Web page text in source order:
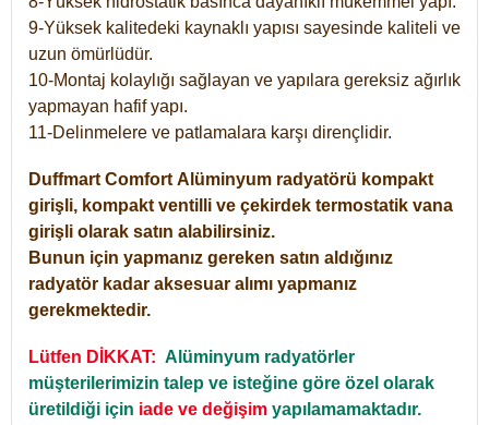
9-Yüksek kalitedeki kaynaklı yapısı sayesinde kaliteli ve
uzun ömürlüdür.
10-Montaj kolaylığı sağlayan ve yapılara gereksiz ağırlık
yapmayan hafif yapı.
11-Delinmelere ve patlamalara karşı dirençlidir.
Duffmart Comfort Alüminyum radyatörü kompakt
girişli, kompakt ventilli ve çekirdek termostatik vana
girişli olarak satın alabilirsiniz.
Bunun için yapmanız gereken satın aldığınız
radyatör kadar aksesuar alımı yapmanız
gerekmektedir.
Lütfen DİKKAT: Alüminyum radyatörler
müşterilerimizin talep ve isteğine göre özel olarak
üretildiği için iade ve değişim yapılamamaktadır.